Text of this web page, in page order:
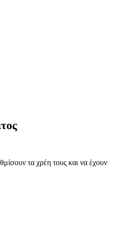
τα χρέη τους και να έχουν